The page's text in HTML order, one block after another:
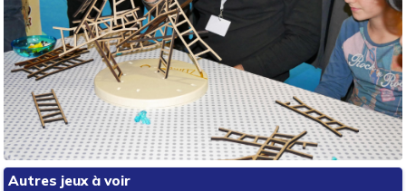
Autres jeux à voir